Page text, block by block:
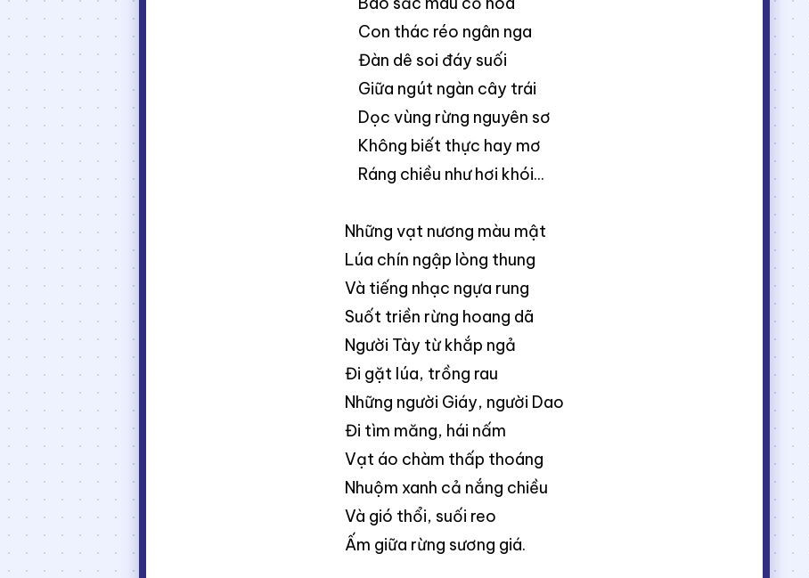
Con thác réo ngân nga
Đàn dê soi đáy suối
Giữa ngút ngàn cây trái
Dọc vùng rừng nguyên sơ
Không biết thực hay mơ
Ráng chiều như hơi khói...
Những vạt nương màu mật
Lúa chín ngập lòng thung
Và tiếng nhạc ngựa rung
Suốt triền rừng hoang dã
Người Tày từ khắp ngả
Đi gặt lúa, trồng rau
Những người Giáy, người Dao
Đi tìm măng, hái nấm
Vạt áo chàm thấp thoáng
Nhuộm xanh cả nắng chiều
Và gió thổi, suối reo
Ấm giữa rừng sương giá.